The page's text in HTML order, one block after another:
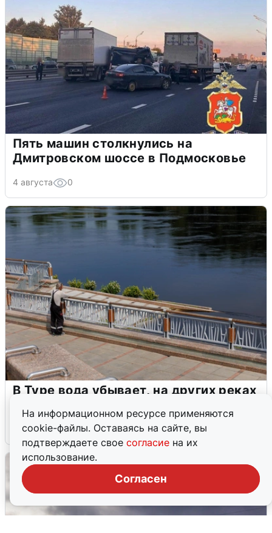
На информационном ресурсе применяются
cookie-файлы. Оставаясь на сайте, вы
подтверждаете свое согласие на их
использование.
Согласен
Пять машин столкнулись на
Дмитровском шоссе в Подмосковье
4 августа 0
В Туре вода убывает, на других реках
4 августа 0